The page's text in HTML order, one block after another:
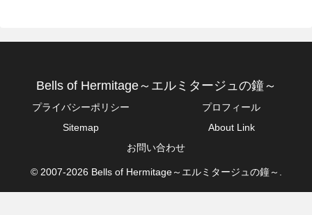
Bells of Hermitage～エルミタージュの鐘～
プライバシーポリシー
プロフィール
Sitemap
About Link
お問い合わせ
© 2007-2026 Bells of Hermitage～エルミタージュの鐘～.